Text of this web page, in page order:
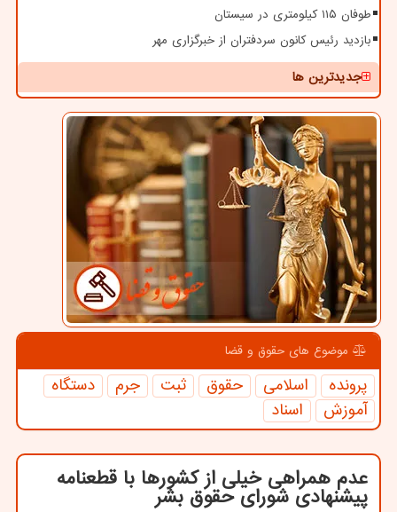
طوفان ۱۱۵ کیلومتری در سیستان
بازدید رئیس کانون سردفتران از خبرگزاری مهر
جدیدترین ها
موضوع های حقوق و قضا
پرونده اسلامی حقوق ثبت جرم
دستگاه
آموزش
اسناد
عدم همراهی خیلی از كشورها با قطعنامه
پیشنهادی شورای حقوق بشر